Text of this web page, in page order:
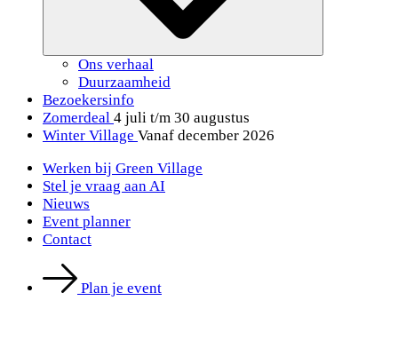
Ons verhaal
Duurzaamheid
Bezoekersinfo
Zomerdeal 4 juli t/m 30 augustus
Winter Village Vanaf december 2026
Werken bij Green Village
Stel je vraag aan AI
Nieuws
Event planner
Contact
Plan je event